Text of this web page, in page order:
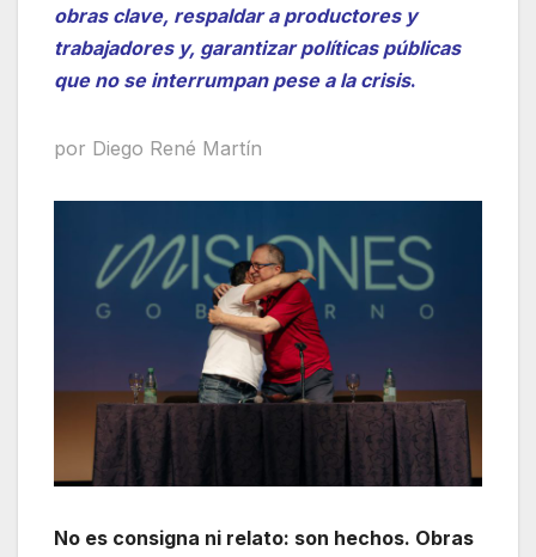
obras clave, respaldar a productores y
trabajadores y, garantizar políticas públicas
que no se interrumpan pese a la crisis.
por Diego René Martín
No es consigna ni relato: son hechos. Obras